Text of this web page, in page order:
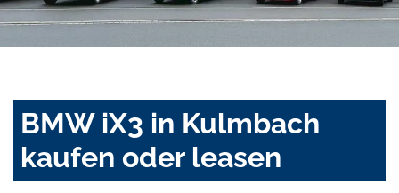
BMW iX3 in Kulmbach
kaufen oder leasen